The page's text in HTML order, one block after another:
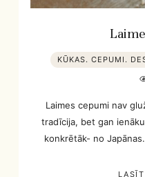
KŪKAS. CEPUMI.
Laimes cepumi nav
tradīcija, bet gan
konkrētāk- no